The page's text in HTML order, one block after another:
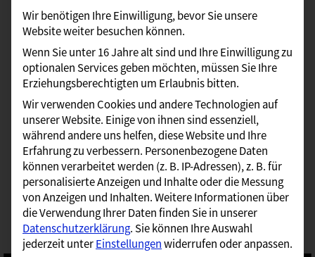
Ansprechpartner:
Josef Papenkordt
Wir benötigen Ihre Einwilligung, bevor Sie unsere
Website weiter besuchen können.
Wenn Sie unter 16 Jahre alt sind und Ihre Einwilligung zu
optionalen Services geben möchten, müssen Sie Ihre
Erziehungsberechtigten um Erlaubnis bitten.
Wir verwenden Cookies und andere Technologien auf
unserer Website. Einige von ihnen sind essenziell,
während andere uns helfen, diese Website und Ihre
Erfahrung zu verbessern. Personenbezogene Daten
können verarbeitet werden (z. B. IP-Adressen), z. B. für
personalisierte Anzeigen und Inhalte oder die Messung
von Anzeigen und Inhalten.Weitere Informationen über
die Verwendung Ihrer Daten finden Sie in unserer
Datenschutzerklärung. Sie können Ihre Auswahl
jederzeit unterEinstellungenwiderrufen oder anpassen.